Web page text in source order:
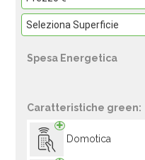
Spesa Energetica
Caratteristiche green:
Domotica